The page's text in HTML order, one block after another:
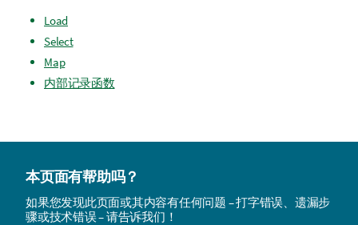
Load
Select
Map
内部记录函数
本页面有帮助吗？
如果您发现此页面或其内容有任何问题 – 打字错误、遗漏步
骤或技术错误 – 请告诉我们！